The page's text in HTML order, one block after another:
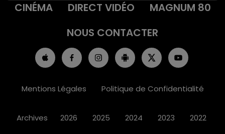
CINÉMA
DIRECT VIDÉO
MAGNUM 80
NOUS CONTACTER
Mentions Légales Politique de Confidentialité
Archives 2026 2025 2024 2023 2022